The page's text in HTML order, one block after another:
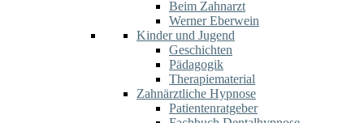
Beim Zahnarzt
Werner Eberwein
Kinder und Jugend
Geschichten
Pädagogik
Therapiematerial
Zahnärztliche Hypnose
Patientenratgeber